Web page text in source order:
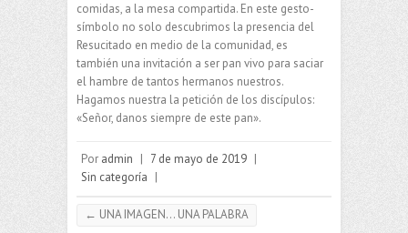
comidas, a la mesa compartida. En este gesto-
símbolo no solo descubrimos la presencia del
Resucitado en medio de la comunidad, es
también una invitación a ser pan vivo para saciar
el hambre de tantos hermanos nuestros.
Hagamos nuestra la petición de los discípulos:
«Señor, danos siempre de este pan».
Por admin | 7 de mayo de 2019 |
Sin categoría |
← UNA IMAGEN… UNA PALABRA